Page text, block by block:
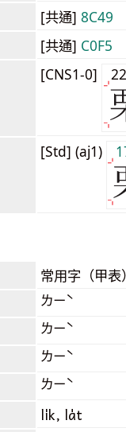
[共通] 8C49
[共通] C0F5
[CNS1-0]
[Std] (aj1)
常用字（甲表
ㄌㄧˋ
ㄌㄧˋ
ㄌㄧˋ
ㄌㄧˋ
li̍k, la̍t